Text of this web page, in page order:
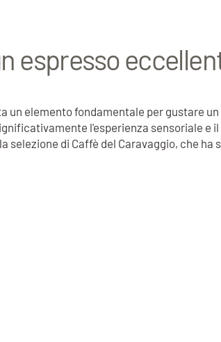
espresso
elemento fondamentale per gustare
l'esperienza sensoriale e
di Caffè del Caravaggio, che ha